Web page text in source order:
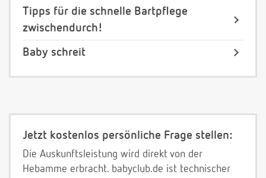
Tipps für die schnelle Bartpflege
zwischendurch!
Baby schreit
Jetzt kostenlos persönliche Frage stellen:
Die Auskunftsleistung wird direkt von der
Hebamme erbracht. babyclub.de ist technischer